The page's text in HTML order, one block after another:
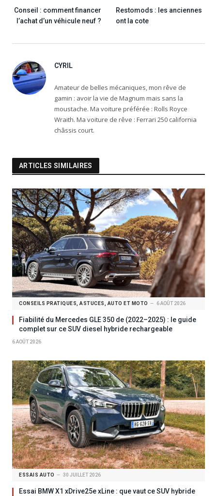
Conseil : comment financer
l’achat d’un véhicule neuf ?
Restomods : les anciennes
ont la cote
CYRIL
Amateur de belles mécaniques, mon rêve de
gamin : avoir la vie de Magnum mais sans la
moustache. Ma voiture préférée : Rolls Royce
Wraith. Ma voiture de rêve : Ferrari 250 california
châssis court.
ARTICLES SIMILAIRES
CONSEILS PRATIQUES, ASTUCES, AUTO ET MOTO 6 AOÛT 2026
Fiabilité du Mercedes GLE 350 de (2022–2025) : le guide
complet sur ce SUV diesel hybride rechargeable
6 AOÛT 2026
ESSAIS AUTO 30 JUILLET 2026
Essai BMW X1 xDrive25e xLine : que vaut ce SUV hybride